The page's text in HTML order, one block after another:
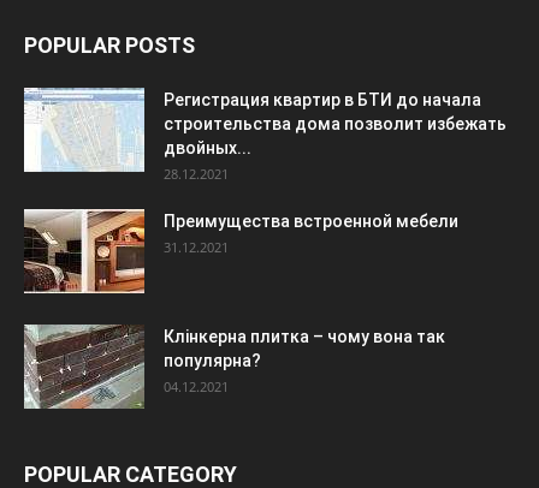
POPULAR POSTS
Регистрация квартир в БТИ до начала
строительства дома позволит избежать
двойных...
28.12.2021
Преимущества встроенной мебели
31.12.2021
Клінкерна плитка – чому вона так
популярна?
04.12.2021
POPULAR CATEGORY